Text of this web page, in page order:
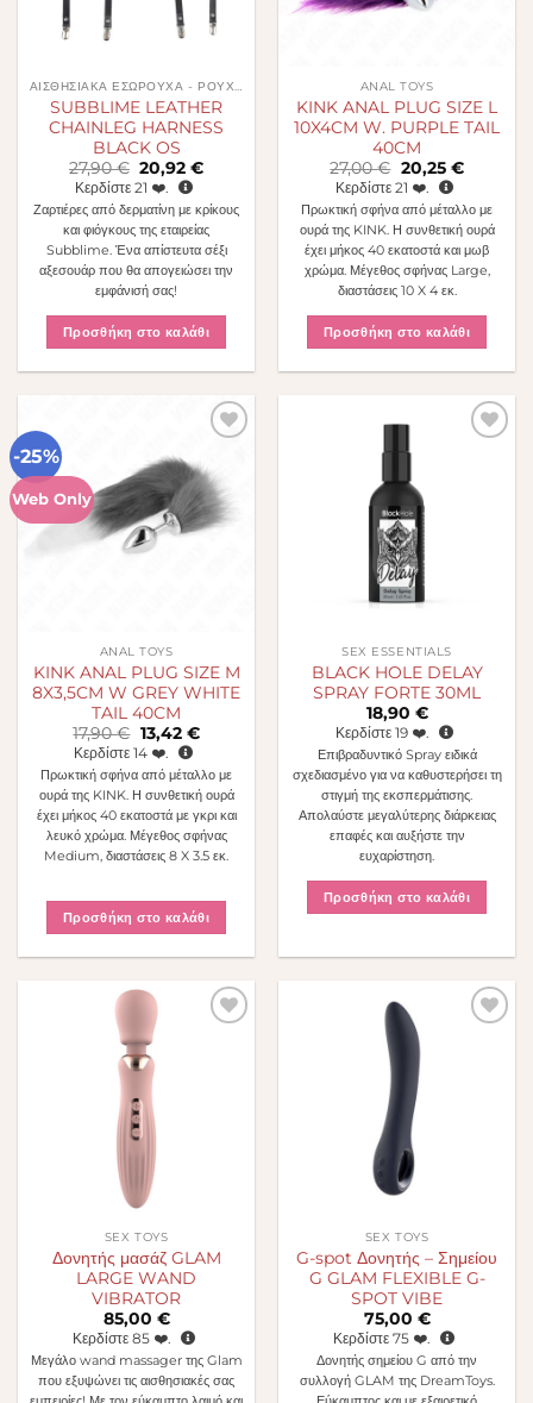
ΑΙΣΘΗΣΙΑΚΆ ΕΣΏΡΟΥΧΑ - ΡΟΎΧΑ
SUBBLIME LEATHER
CHAINLEG HARNESS
BLACK OS
27,90€ Original
price
was:
27,90 €.
20,92€Η
είναι:
20,92 €.
Κερδίστε 21 ❤️.
Ζαρτιέρες από δερματίνη με κρίκους
και φιόγκους της εταιρείας
Subblime. Ένα απίστευτα σέξι
αξεσουάρ που θα απογειώσει την
εμφάνισή σας!
Προσθήκη στο καλάθι
ANAL TOYS
KINK ANAL PLUG SIZE L
10X4CM W. PURPLE TAIL
40CM
27,00€ Original
price
was:
27,00 €.
20,25 €Η
είναι:
20,25 €.
Κερδίστε 21 ❤️.
Πρωκτική σφήνα από μέταλλο με
ουρά της KINK. Η συνθετική ουρά
έχει μήκος 40 εκατοστά και μωβ
χρώμα. Μέγεθος σφήνας Large,
διαστάσεις 10 X 4 εκ.
Προσθήκη στο καλάθι
-25%
Web Only
Πρόσθήκη
στην λίστα
επιθυμιών
ANAL TOYS
KINK ANAL PLUG SIZE M
8X3,5CM W GREY WHITE
TAIL 40CM
17,90€ Original
price
was:
17,90 €.
13,42 €Η
είναι:
13,42 €.
Κερδίστε 14 ❤️.
Πρωκτική σφήνα από μέταλλο με
ουρά της KINK. Η συνθετική ουρά
έχει μήκος 40 εκατοστά με γκρι και
λευκό χρώμα. Μέγεθος σφήνας
Medium, διαστάσεις 8 X 3.5 εκ.
Προσθήκη στο καλάθι
SEX ESSENTIALS
BLACK HOLE DELAY
SPRAY FORTE 30ML
18,90 €
Κερδίστε 19❤️.
Επιβραδυντικό Spray ειδικά
σχεδιασμένο για να καθυστερήσει τη
στιγμή της εκσπερμάτισης.
Απολαύστε μεγαλύτερης διάρκειας
επαφές και αυξήστε την
ευχαρίστηση.
Προσθήκη στο καλάθι
SEX TOYS
Δονητής μασάζ GLAM
LARGE WAND
VIBRATOR
85,00 €
Κερδίστε 85❤️.
Μεγάλο wand massager της Glam
που εξυψώνει τις αισθησιακές σας
SEX TOYS
G-spot Δονητής – Σημείου
G GLAM FLEXIBLE G-
SPOT VIBE
75,00 €
Κερδίστε 75 ❤️.
Δονητής σημείου G από την
συλλογή GLAM της DreamToys.